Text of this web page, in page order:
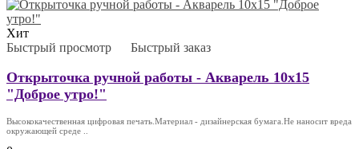
Хит
Быстрый просмотр
Быстрый заказ
Открыточка ручной работы - Акварель 10х15
"Доброе утро!"
Высококачественная цифровая печать.Материал - дизайнерская бумага.Не наносит вреда
окружающей среде ..